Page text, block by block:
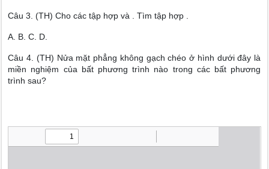
Câu 3. (TH) Cho các tập hợp và . Tìm tập hợp .
A. B. C. D.
Câu 4. (TH) Nửa mặt phẳng không gạch chéo ở hình dưới đây là
miền nghiệm của bất phương trình nào trong các bất phương
trình sau?